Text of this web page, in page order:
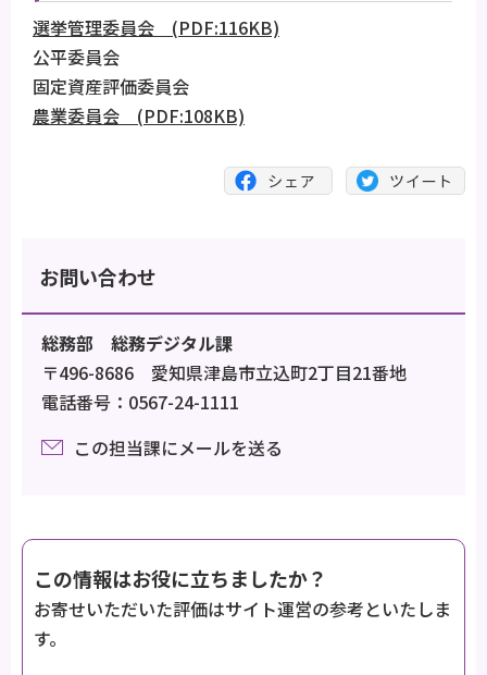
選挙管理委員会 (PDF:116KB)
公平委員会
固定資産評価委員会
農業委員会 (PDF:108KB)
お問い合わせ
総務部 総務デジタル課
〒496-8686 愛知県津島市立込町2丁目21番地
電話番号：0567-24-1111
この担当課にメールを送る
この情報はお役に立ちましたか？
お寄せいただいた評価はサイト運営の参考といたしま
す。